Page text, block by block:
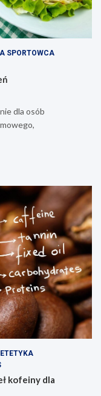
SPORTOWCA
dla osób
kofeiny dla